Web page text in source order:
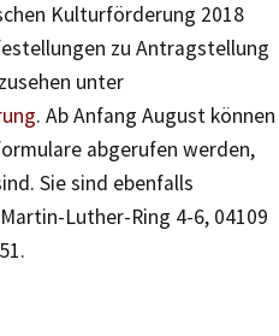
Kulturförderung 2018
zu Antragstellung
unter
. Ab Anfang August können
abgerufen werden,
Sie sind ebenfalls
Luther-Ring 4-6, 04109